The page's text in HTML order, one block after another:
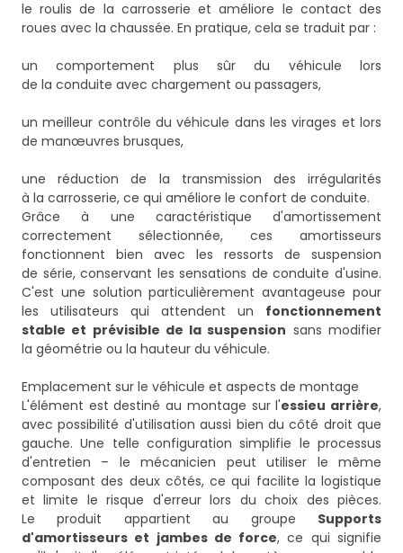
le roulis de la carrosserie et améliore le contact des
roues avec la chaussée. En pratique, cela se traduit par :
un comportement plus sûr du véhicule lors
de la conduite avec chargement ou passagers,
un meilleur contrôle du véhicule dans les virages et lors
de manœuvres brusques,
une réduction de la transmission des irrégularités
à la carrosserie, ce qui améliore le confort de conduite.
Grâce à une caractéristique d'amortissement
correctement sélectionnée, ces amortisseurs
fonctionnent bien avec les ressorts de suspension
de série, conservant les sensations de conduite d'usine.
C'est une solution particulièrement avantageuse pour
les utilisateurs qui attendent un fonctionnement
stable et prévisible de la suspension sans modifier
la géométrie ou la hauteur du véhicule.
Emplacement sur le véhicule et aspects de montage
L'élément est destiné au montage sur l'essieu arrière,
avec possibilité d'utilisation aussi bien du côté droit que
gauche. Une telle configuration simplifie le processus
d'entretien – le mécanicien peut utiliser le même
composant des deux côtés, ce qui facilite la logistique
et limite le risque d'erreur lors du choix des pièces.
Le produit appartient au groupe Supports
d'amortisseurs et jambes de force, ce qui signifie